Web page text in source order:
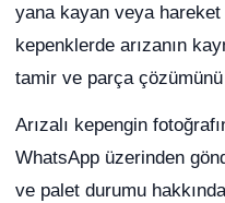
yana kayan veya hareket
kepenklerde arızanın
tamir ve parça
Arızalı kepengin
WhatsApp üzerinden
ve palet durumu